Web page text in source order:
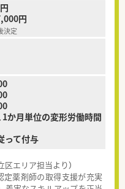
円
決定
か月単位の変形労働時間
って付与
エリア担当より）
薬剤師の取得支援が充実